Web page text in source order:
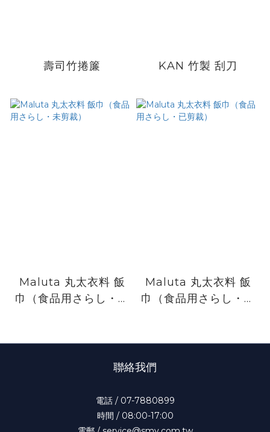
壽司竹捲簾 KAN 竹製 刮刀
Maluta 丸太衣料 飯
巾（食品用さらし・未
Maluta 丸太衣料 飯
巾（食品用さらし・已
聯絡我們
電話 / 07-7880899
時間 / 08:00-17:00